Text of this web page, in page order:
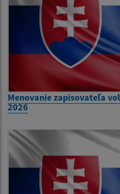
Menovanie zapisovateľa
2026